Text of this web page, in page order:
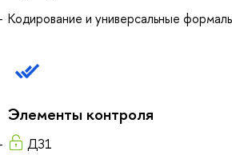
Кодирование и универсальные
Элементы контроля
ДЗ1